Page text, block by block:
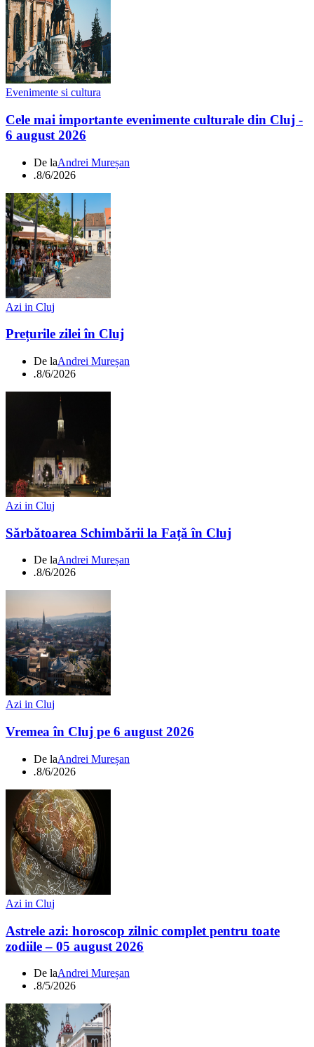
Evenimente si cultura
Cele mai importante evenimente culturale din Cluj -
6 august 2026
De laAndrei Mureșan
.8/6/2026
Azi in Cluj
Prețurile zilei în Cluj
De laAndrei Mureșan
.8/6/2026
Azi in Cluj
Sărbătoarea Schimbării la Față în Cluj
De laAndrei Mureșan
.8/6/2026
Azi in Cluj
Vremea în Cluj pe 6 august 2026
De laAndrei Mureșan
.8/6/2026
Azi in Cluj
Astrele azi: horoscop zilnic complet pentru toate
zodiile – 05 august 2026
De laAndrei Mureșan
.8/5/2026